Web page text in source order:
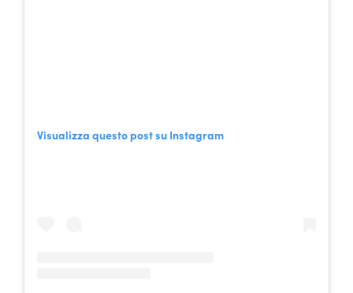
Visualizza questo post su Instagram